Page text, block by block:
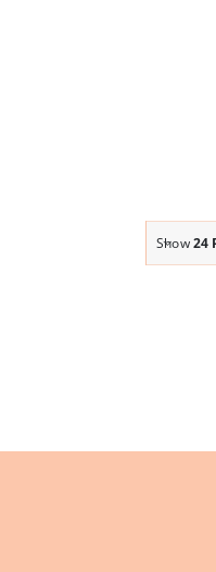
Show24